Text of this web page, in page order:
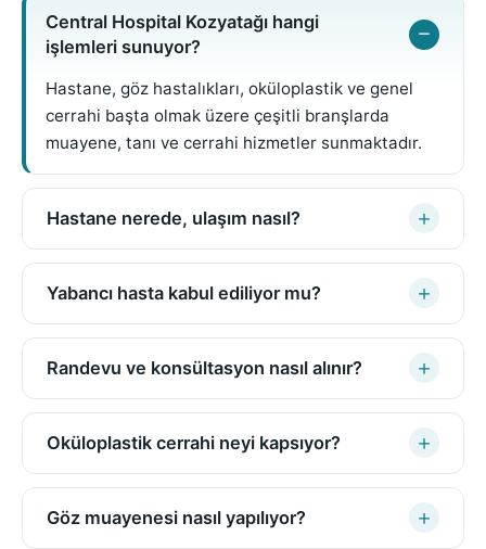
Central Hospital Kozyatağı hangi
işlemleri sunuyor?
Hastane, göz hastalıkları, oküloplastik ve genel
cerrahi başta olmak üzere çeşitli branşlarda
muayene, tanı ve cerrahi hizmetler sunmaktadır.
Hastane nerede, ulaşım nasıl?
Yabancı hasta kabul ediliyor mu?
Randevu ve konsültasyon nasıl alınır?
Oküloplastik cerrahi neyi kapsıyor?
Göz muayenesi nasıl yapılıyor?